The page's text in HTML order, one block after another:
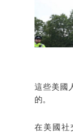
這些美國
的。
在美國社